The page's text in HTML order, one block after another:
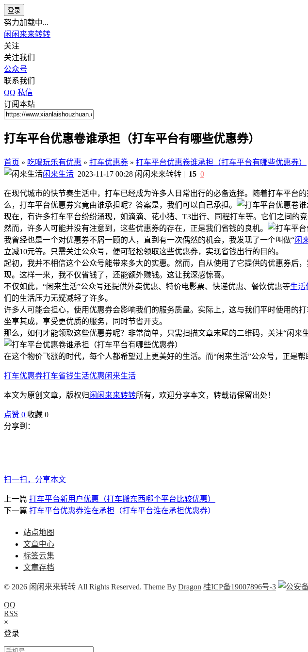
登录
努力加载中...
闲闲来来转转
关注
关注我们
公众号
联系我们
QQ 私信
订阅本站
打车平台优惠卷谁承担（打车平台有哪些优惠券）
首页 » 吃喝玩乐有优惠 » 打车优惠券 » 打车平台优惠卷谁承担（打车平台有哪些优惠券）
闲来生活 2023-11-17 00:28 闲闲来来转转 | 15 0
在现代城市的快节奏生活中，打车已经成为许多人日常出行的必备选择。随着打车平台
么，打车平台优惠券究竟由谁承担呢？答案是，我们可以自己承担。
现在，有许多打车平台纷纷涌现，如滴滴、花小猪、T3出行、同程打车等。它们之间的
然而，许多人可能并没有注意到，这些优惠券的存在，正是我们省钱的良机。
我曾经也是一个对优惠券不屑一顾的人，直到有一次偶然的机会，我发现了一个叫做“闲
立减10元等。只需关注公众号，便可轻松领取这些优惠券，实现省钱出行的目的。
起初，我并不相信这个公众号能带来多大的实惠。然而，自从使用了它提供的优惠券后
现。这样一来，我不仅省钱了，还能额外赚钱。这让我深感惊喜。
不仅如此，“闲来生活”公众号还提供外卖优惠、特价电影票、快递优惠、餐饮优惠等生活
们的生活压力无疑减轻了许多。
许多人可能会担心，使用优惠券会影响我们的服务质量。实际上，这与我们平时使用的
坐享其成，享受更优质的服务，同时节省开支。
那么，如何才能领取这些优惠券呢？非常简单，只需扫描文章末尾的二维码，关注“闲来
在这个物价飞涨的时代，每个人都希望过上更美好的生活。而“闲来生活”公众号，正是
打车优惠券打车省钱生活优惠闲来生活
本文为原创文章，版权归闲闲来来转转所有，欢迎分享本文，转载请保留出处！
点赞 0 收藏 0
分享到：
扫一扫，分享本文
上一篇 打车平台新用户优惠（打车搬东西哪个平台比较优惠）
下一篇 打车平台优惠券谁在承担（打车平台谁在承担优惠券）
站点地图
文章中心
标签云集
文章存档
© 2026 闲闲来来转转 All Rights Reserved. Theme By Dragon 桂ICP备19007896号-3
QQ
RSS
×
登录